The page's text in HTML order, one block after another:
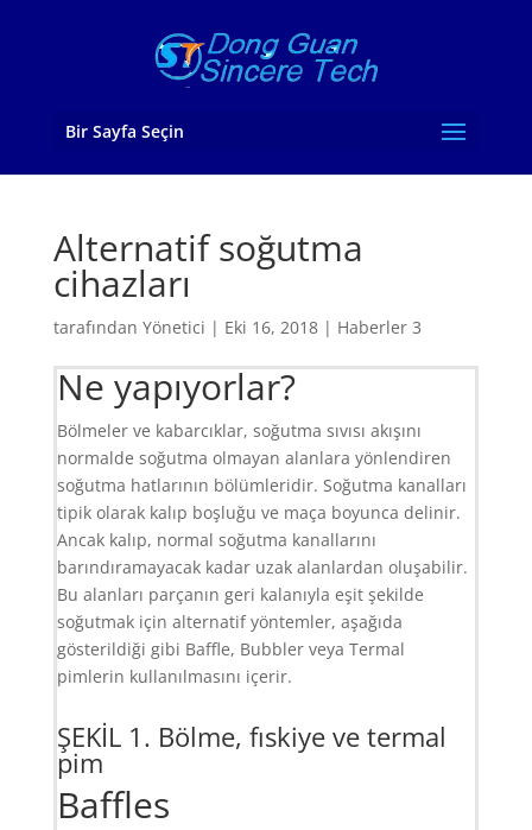
Bir Sayfa Seçin
Alternatif soğutma
cihazları
tarafından Yönetici | Eki 16, 2018| Haberler 3
Ne yapıyorlar?
Bölmeler ve kabarcıklar, soğutma sıvısı akışını
normalde soğutma olmayan alanlara yönlendiren
soğutma hatlarının bölümleridir. Soğutma kanalları
tipik olarak kalıp boşluğu ve maça boyunca delinir.
Ancak kalıp, normal soğutma kanallarını
barındıramayacak kadar uzak alanlardan oluşabilir.
Bu alanları parçanın geri kalanıyla eşit şekilde
soğutmak için alternatif yöntemler, aşağıda
gösterildiği gibi Baffle, Bubbler veya Termal
pimlerin kullanılmasını içerir.
ŞEKİL 1. Bölme, fıskiye ve termal
pim
Baffles